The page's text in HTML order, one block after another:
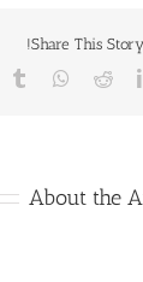
Share This
LinkedIn
Reddit
About the